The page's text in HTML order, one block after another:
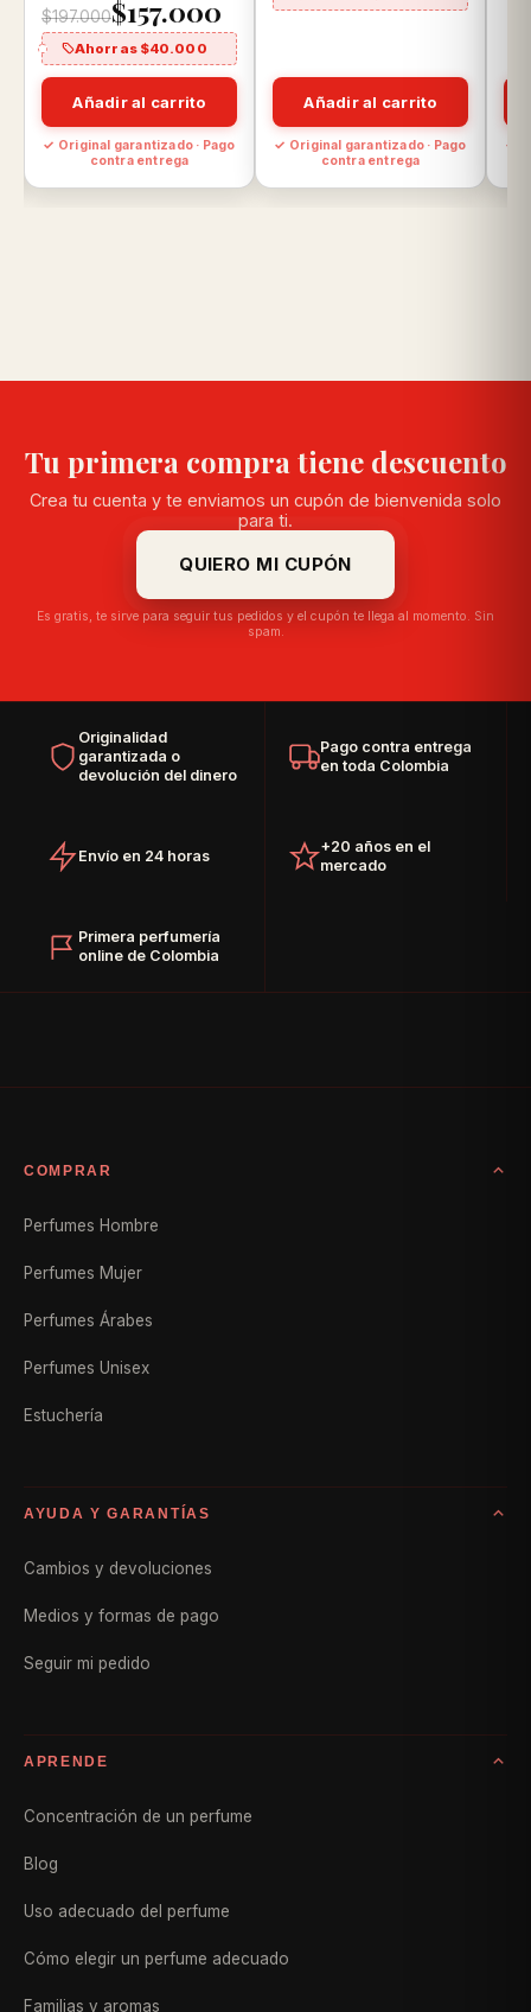
Parfum Aroma: Ámbar…
$197.000$157.000
Ahorras $40.000
Añadir al carrito
✓ Original garantizado · Pago
contra entrega
Añadir al carrito
✓ Original garantizado · Pago
contra entrega
✓
Tu primera compra tiene descuento
Crea tu cuenta y te enviamos un cupón de bienvenida solo
para ti.
QUIERO MI CUPÓN
Es gratis, te sirve para seguir tus pedidos y el cupón te llega al momento. Sin
spam.
Originalidad
garantizada o
devolución del dinero
Pago contra entrega
en toda Colombia
Envío en 24 horas
+20 años en el
mercado
Primera perfumería
online de Colombia
COMPRAR
Perfumes Hombre
Perfumes Mujer
Perfumes Árabes
Perfumes Unisex
Estuchería
AYUDA Y GARANTÍAS
Cambios y devoluciones
Medios y formas de pago
Seguir mi pedido
APRENDE
Concentración de un perfume
Blog
Uso adecuado del perfume
Cómo elegir un perfume adecuado
Familias y aromas